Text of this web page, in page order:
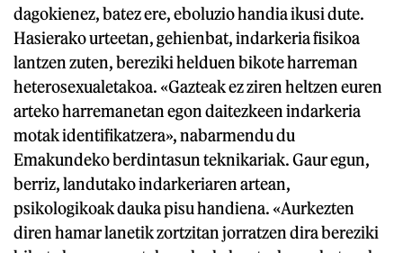
dagokienez, batez ere, eboluzio handia ikusi dute.
Hasierako urteetan, gehienbat, indarkeria fisikoa
lantzen zuten, bereziki helduen bikote harreman
heterosexualetakoa. «Gazteak ez ziren heltzen euren
arteko harremanetan egon daitezkeen indarkeria
motak identifikatzera», nabarmendu du
Emakundeko berdintasun teknikariak. Gaur egun,
berriz, landutako indarkeriaren artean,
psikologikoak dauka pisu handiena. «Aurkezten
diren hamar lanetik zortzitan jorratzen dira bereziki